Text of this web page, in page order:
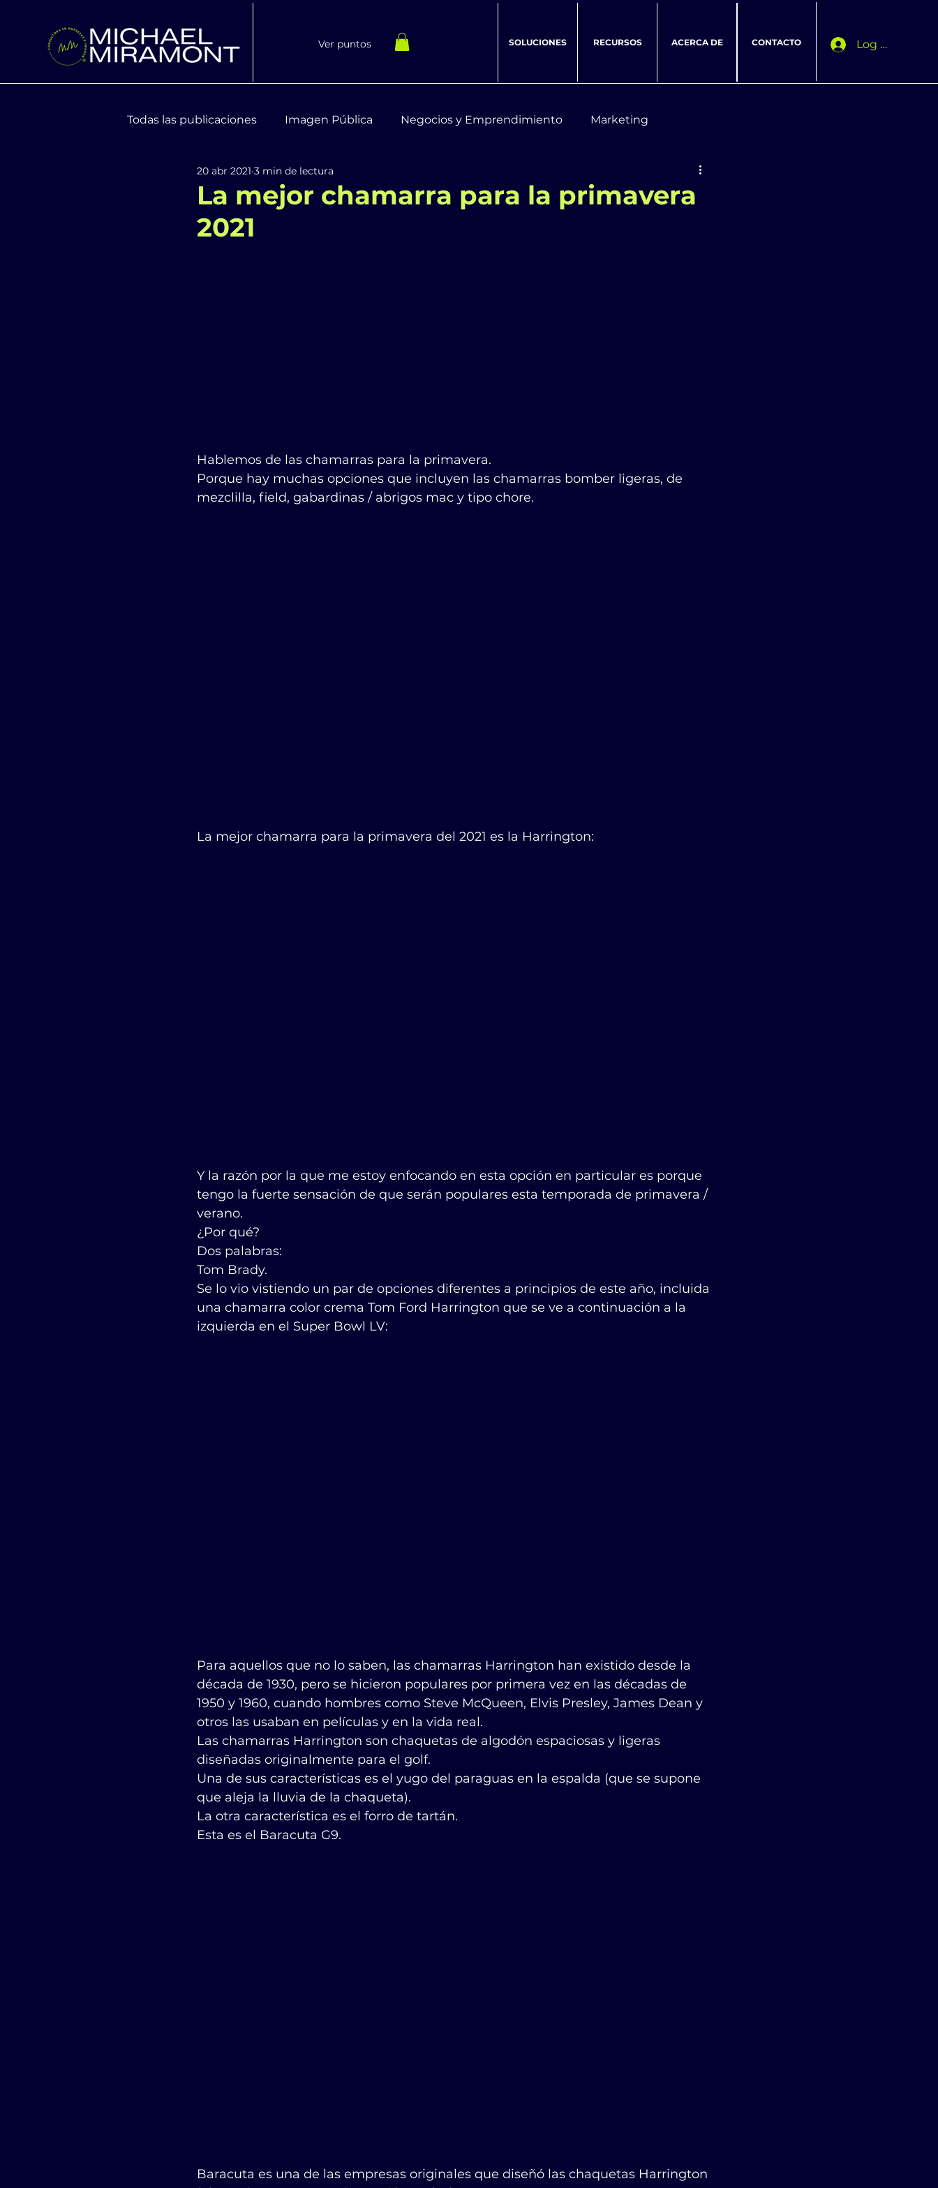
Ver puntos SOLUCIONES RECURSOS ACERCA DE CONTACTO Log In
Todas las publicaciones Imagen Pública Negocios y Emprendimiento Marketing
Moda y Tendencias Bienestar Integral
La mejor chamarra para la primavera
2021
20 abr 2021 3 min de lectura
Hablemos de las chamarras para la primavera.
Porque hay muchas opciones que incluyen las chamarras bomber ligeras, de
mezclilla, field, gabardinas / abrigos mac y tipo chore.
La mejor chamarra para la primavera del 2021 es la Harrington:
Y la razón por la que me estoy enfocando en esta opción en particular es porque
tengo la fuerte sensación de que serán populares esta temporada de primavera /
verano.
¿Por qué?
Dos palabras:
Tom Brady.
Se lo vio vistiendo un par de opciones diferentes a principios de este año, incluida
una chamarra color crema Tom Ford Harrington que se ve a continuación a la
izquierda en el Super Bowl LV:
Para aquellos que no lo saben, las chamarras Harrington han existido desde la
década de 1930, pero se hicieron populares por primera vez en las décadas de
1950 y 1960, cuando hombres como Steve McQueen, Elvis Presley, James Dean y
otros las usaban en películas y en la vida real.
Las chamarras Harrington son chaquetas de algodón espaciosas y ligeras
diseñadas originalmente para el golf.
Una de sus características es el yugo del paraguas en la espalda (que se supone
que aleja la lluvia de la chaqueta).
La otra característica es el forro de tartán.
Esta es el Baracuta G9.
Baracuta es una de las empresas originales que diseñó las chaquetas Harrington